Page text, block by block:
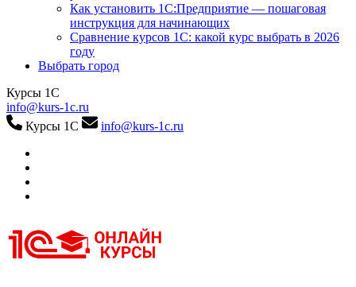
Как установить 1С:Предприятие — пошаговая
инструкция для начинающих
Сравнение курсов 1С: какой курс выбрать в 2026
году
Выбрать город
Курсы 1С
info@kurs-1c.ru
Курсы 1С
info@kurs-1c.ru